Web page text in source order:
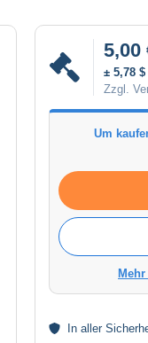
5,00
± 5,78 $
Zzgl.
Um
In aller